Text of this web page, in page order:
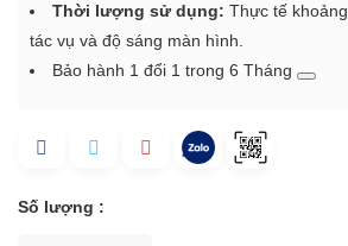
Thời lượng sử dụng: Thực tế khoảng
tác vụ và độ sáng màn hình.
Bảo hành 1 đổi 1 trong 6 Tháng
Số lượng :